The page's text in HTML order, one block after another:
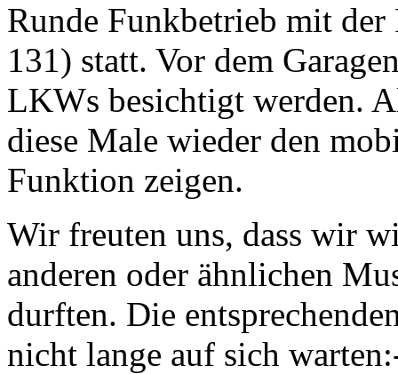
Runde Funkbetrieb mit
131) statt. Vor dem
LKWs besichtigt werden.
diese Male wieder den
Funktion zeigen.
Wir freuten uns, dass wir
anderen oder ähnlichen
durften. Die
nicht lange auf sich